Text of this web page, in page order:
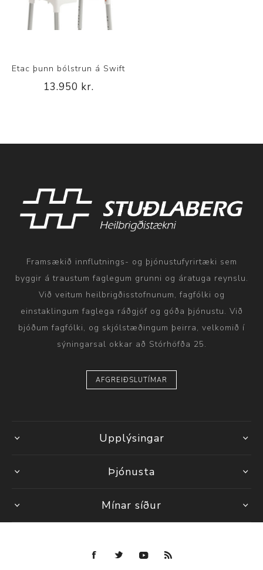
Etac þunn bólstrun á Swift
13.950 kr.
Framsækið innflutnings- og þjónustufyrirtæki sem
byggir á traustum faglegum grunni og áratuga reynslu.
Við veitum heilbrigðisstofnunum, fagfólki og
einstaklingum faglega ráðgjöf og góða þjónustu. Við
bjóðum fagfólki, og skjólstæðingum þeirra, velkomið í
sýningarsal okkar að Stórhöfða 25.
AFGREIÐSLUTÍMAR
Upplýsingar
Þjónusta
Mínar síður